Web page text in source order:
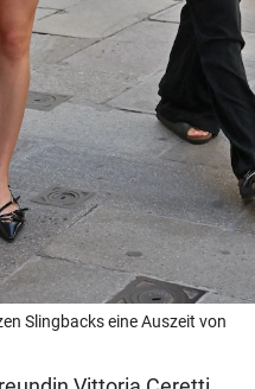
Slingbacks eine Auszeit von